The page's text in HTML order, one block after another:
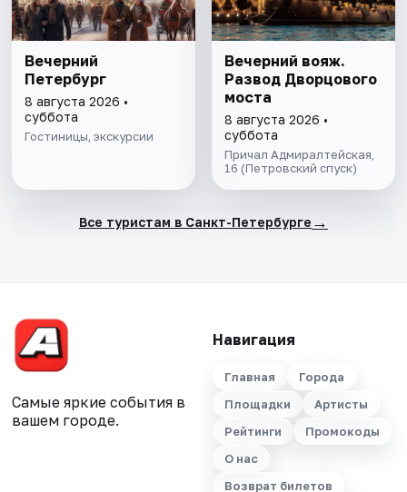
Вечерний
Петербург
8 августа 2026 •
суббота
Гостиницы, экскурсии
Вечерний вояж.
Развод Дворцового
моста
8 августа 2026 •
суббота
Причал Адмиралтейская,
16 (Петровский спуск)
Все туристам в Санкт-Петербурге →
Самые яркие события в
вашем городе.
Навигация
Главная
Города
Площадки
Артисты
Рейтинги
Промокоды
О нас
Возврат билетов